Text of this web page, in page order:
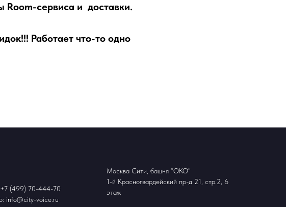
Room-сервиса и доставки.
Работает что-то одно
+7 (499) 70-444-70
info@city-voice.ru
Москва Сити, башня “ОКО”
1-й Красногвардейский пр-д 21, стр.2, 6
этаж